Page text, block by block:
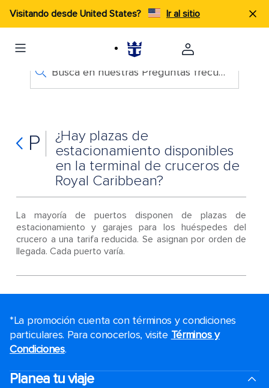
Visitando desde United States? Ir al sitio
Busca en nuestras Preguntas frecuentes
P
¿Hay plazas de
estacionamiento disponibles
en la terminal de cruceros de
Royal Caribbean?
La mayoría de puertos disponen de plazas de
estacionamiento y garajes para los huéspedes del
crucero a una tarifa reducida. Se asignan por orden de
llegada. Cada puerto varía.
*La promoción cuenta con términos y condiciones
particulares. Para conocerlos, visite Términos y
Condiciones.
Planea tu viaje